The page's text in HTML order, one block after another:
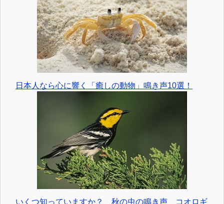
日本人なら心に響く「癒しの動物」鳴き声10選！
いくつ知っていますか？ 秋の虫の鳴き声 コオロギ